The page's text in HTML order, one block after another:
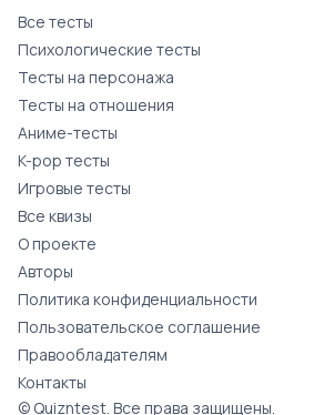
Все тесты
Психологические тесты
Тесты на персонажа
Тесты на отношения
Аниме-тесты
K-pop тесты
Игровые тесты
Все квизы
О проекте
Авторы
Политика конфиденциальности
Пользовательское соглашение
Правообладателям
Контакты
© Quizntest. Все права защищены.